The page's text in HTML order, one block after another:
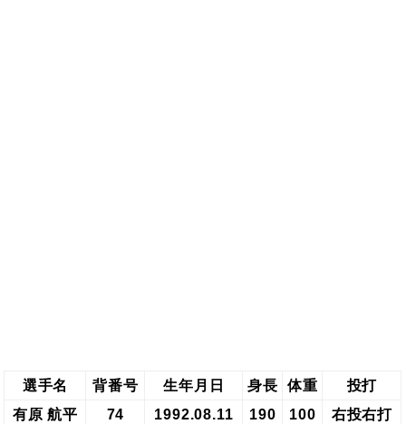
選手名 背番号 生年月日 身長 体重
投打
有原 航平
74 1992.08.11 190 100 右投右打